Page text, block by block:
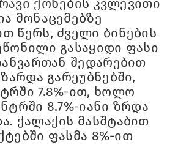
ქონების კვლევითი
მონაცემებზე
წერს, ძველი ბინების
გასაყიდი ფასი
შედარებით
გარეუბნებში,
7.8%-ით, ხოლო
8.7%-იანი ზრდა
ქალაქის მასშტაბით
ფასმა 8%-ით